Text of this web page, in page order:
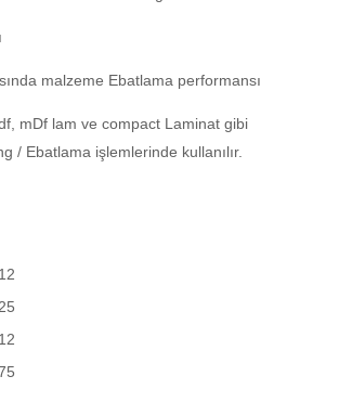
malzeme Ebatlama performansı
mDf lam ve compact Laminat gibi
/ Ebatlama işlemlerinde kullanılır.
12
25
12